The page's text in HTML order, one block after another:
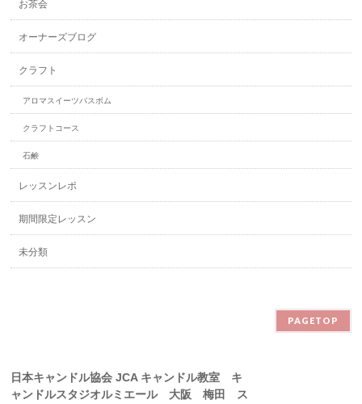
お茶会
オーナーズブログ
クラフト
アロマスイーツバスボム
クラフトコース
石鹸
レッスンレポ
期間限定レッスン
未分類
PAGETOP
日本キャンドル協会 JCA キャンドル教室 キ
ャンドルスタジオルミエール 大阪 梅田 ス